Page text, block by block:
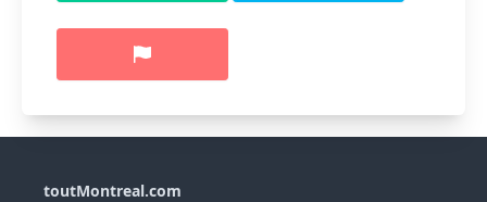
toutMontreal.com